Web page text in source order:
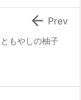
もやしの柚子
 Prev